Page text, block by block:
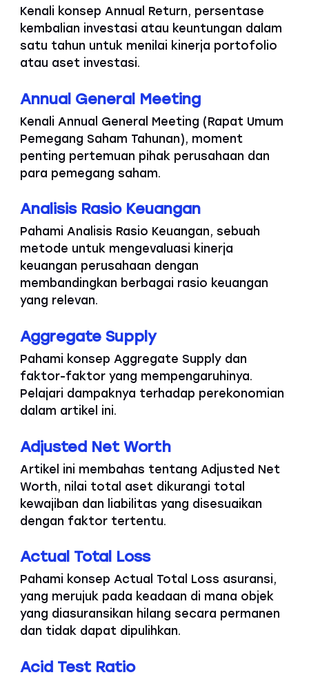
Kenali konsep Annual Return, persentase
kembalian investasi atau keuntungan dalam
satu tahun untuk menilai kinerja portofolio
atau aset investasi.
Annual General Meeting
Kenali Annual General Meeting (Rapat Umum
Pemegang Saham Tahunan), moment
penting pertemuan pihak perusahaan dan
para pemegang saham.
Analisis Rasio Keuangan
Pahami Analisis Rasio Keuangan, sebuah
metode untuk mengevaluasi kinerja
keuangan perusahaan dengan
membandingkan berbagai rasio keuangan
yang relevan.
Aggregate Supply
Pahami konsep Aggregate Supply dan
faktor-faktor yang mempengaruhinya.
Pelajari dampaknya terhadap perekonomian
dalam artikel ini.
Adjusted Net Worth
Artikel ini membahas tentang Adjusted Net
Worth, nilai total aset dikurangi total
kewajiban dan liabilitas yang disesuaikan
dengan faktor tertentu.
Actual Total Loss
Pahami konsep Actual Total Loss asuransi,
yang merujuk pada keadaan di mana objek
yang diasuransikan hilang secara permanen
dan tidak dapat dipulihkan.
Acid Test Ratio